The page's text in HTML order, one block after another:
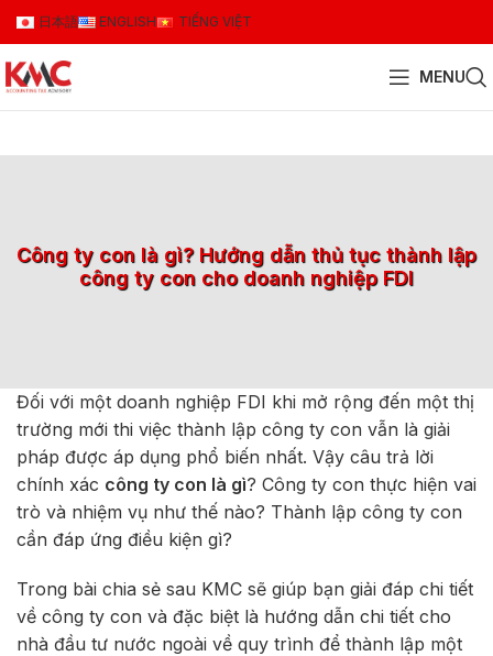
日本語 ENGLISH TIẾNG VIỆT
MENU
Công ty con là gì? Hướng dẫn thủ tục thành lập
công ty con cho doanh nghiệp FDI
Đối với một doanh nghiệp FDI khi mở rộng đến một thị
trường mới thi việc thành lập công ty con vẫn là giải
pháp được áp dụng phổ biến nhất. Vậy câu trả lời
chính xác công ty con là gì? Công ty con thực hiện vai
trò và nhiệm vụ như thế nào? Thành lập công ty con
cần đáp ứng điều kiện gì?
Trong bài chia sẻ sau KMC sẽ giúp bạn giải đáp chi tiết
về công ty con và đặc biệt là hướng dẫn chi tiết cho
nhà đầu tư nước ngoài về quy trình để thành lập một